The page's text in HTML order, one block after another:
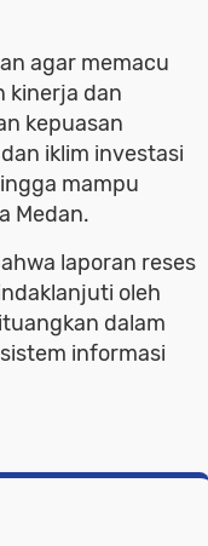
agar memacu
kinerja dan
kepuasan
iklim investasi
mampu
Medan.
laporan reses
oleh
dalam
informasi